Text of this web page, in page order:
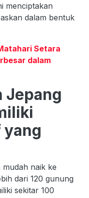
menciptakan
dalam bentuk
Setara
dalam
Jepang
mudah naik ke
dari 120 gunung
sekitar 100